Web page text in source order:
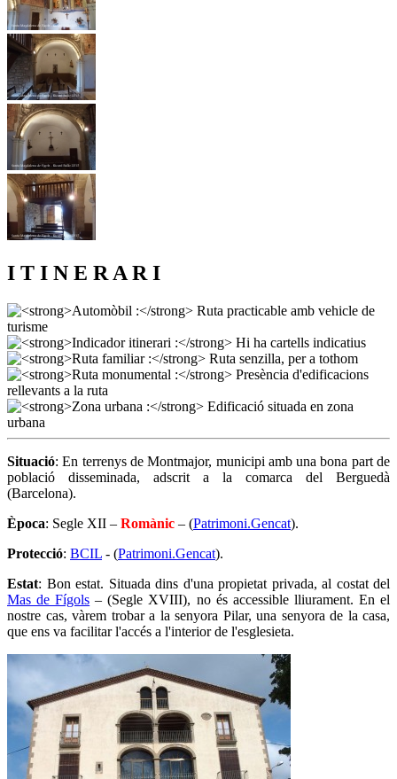
I T I N E R A R I
Situació: En terrenys de Montmajor, municipi amb una bona part de
població disseminada, adscrit a la comarca del Berguedà
(Barcelona).
Època: Segle XII – Romànic – (Patrimoni.Gencat).
Protecció: BCIL - (Patrimoni.Gencat).
Estat: Bon estat. Situada dins d'una propietat privada, al costat del
Mas de Fígols – (Segle XVIII), no és accessible lliurament. En el
nostre cas, vàrem trobar a la senyora Pilar, una senyora de la casa,
que ens va facilitar l'accés a l'interior de l'esglesieta.